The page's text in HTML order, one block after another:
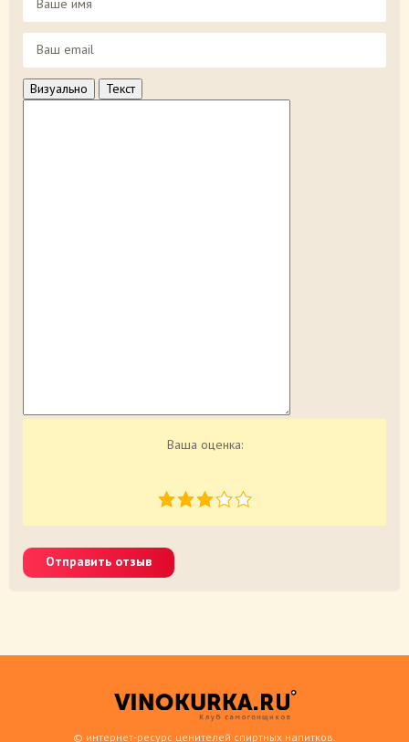
Визуально Текст
Ваша оценка:
Отправить отзыв
© интернет-ресурс ценителей спиртных напитков.